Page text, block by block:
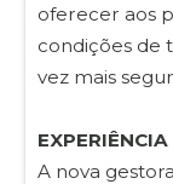
oferecer aos
condições de
vez mais
EXPERIÊNCIA
A nova